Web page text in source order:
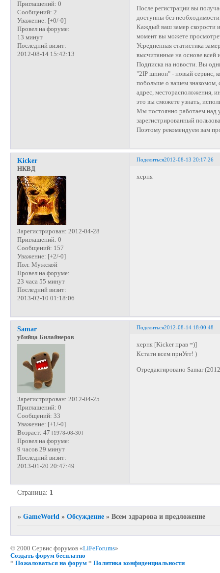
Приглашений: 0
Сообщений: 2
Уважение: [+0/-0]
Провел на форуме:
13 минут
Последний визит:
2012-08-14 15:42:13
После регистрации вы
доступны без
Каждый ваш замер скорости
момент вы можете
Усредненная статистика
высчитанные на основе всей
Подписка на новости. Вы
"2IP шпион" - новый сервис,
побольше о вашем знакомом,
адрес, месторасположения,
это вы сможете узнать,
Мы постоянно работаем над
зарегистрированный
Поэтому рекомендуем вам
Поделиться2012-08-13 20:17:26
Kicker
НКВД
Зарегистрирован: 2012-04-28
Приглашений: 0
Сообщений: 157
Уважение: [+2/-0]
Пол: Мужской
Провел на форуме:
23 часа 55 минут
Последний визит:
2013-02-10 01:18:06
херня
Поделиться2012-08-14 18:00:48
Samar
убийца Билайнеров
Зарегистрирован: 2012-04-25
Приглашений: 0
Сообщений: 33
Уважение: [+1/-0]
Возраст: 47 [1978-08-30]
Провел на форуме:
9 часов 29 минут
Последний визит:
2013-01-20 20:47:49
херня [Kicker прав =)]
Кстати всем приУет! )
Отредактировано Samar
Страница: 1
»GameWorld »Обсуждение »Всем здрарова и предложение
© 2000 Сервис форумов «LiFeForums»
Создать форум бесплатно
* Пожаловаться на форум * Политика конфиденциальности